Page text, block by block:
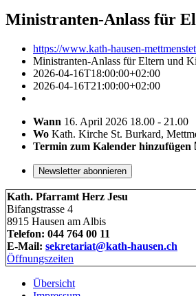
Ministranten-Anlass für
https://www.kath-hausen-
Ministranten-Anlass für Eltern und
2026-04-16T18:00:00+02:00
2026-04-16T21:00:00+02:00
Wann 16. April 2026 18.00 - 21.00
Wo Kath. Kirche St. Burkard,
Termin zum Kalender hinzufügen
Newsletter abonnieren
Kath. Pfarramt Herz Jesu
Bifangstrasse 4
8915 Hausen am Albis
Telefon: 044 764 00 11
E-Mail: sekretariat@kath-hausen.ch
Öffnungszeiten
Übersicht